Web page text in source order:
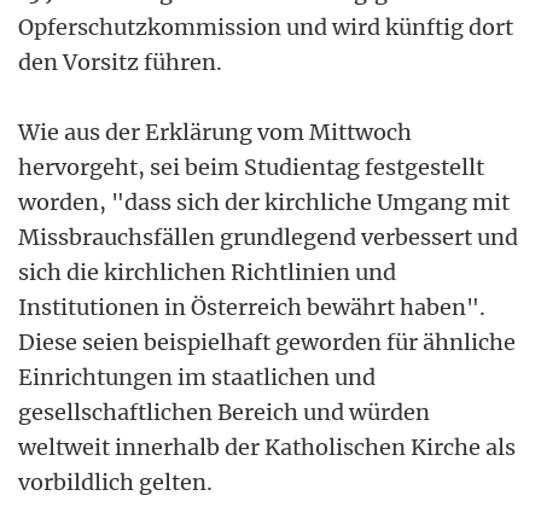
Opferschutzkommission und wird künftig dort
den Vorsitz führen.
Wie aus der Erklärung vom Mittwoch
hervorgeht, sei beim Studientag festgestellt
worden, "dass sich der kirchliche Umgang mit
Missbrauchsfällen grundlegend verbessert und
sich die kirchlichen Richtlinien und
Institutionen in Österreich bewährt haben".
Diese seien beispielhaft geworden für ähnliche
Einrichtungen im staatlichen und
gesellschaftlichen Bereich und würden
weltweit innerhalb der Katholischen Kirche als
vorbildlich gelten.